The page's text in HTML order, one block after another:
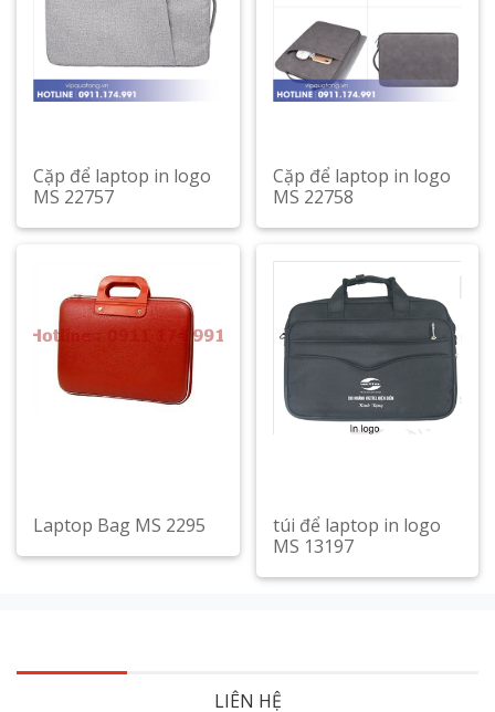
Cặp để laptop in logo
MS 22757
Xem chi tiết
Cặp để laptop in logo
MS 22758
Xem chi tiết
Laptop Bag MS 2295
Xem chi tiết
túi để laptop in logo
MS 13197
Xem chi tiết
LIÊN HỆ